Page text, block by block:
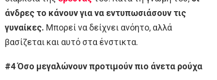
άνδρες το κάνουν για να εντυπωσιάσουν τις
γυναίκες. Μπορεί να δείχνει ανόητο, αλλά
βασίζεται και αυτό στα ένστικτα.
#4 Όσο μεγαλώνουν προτιμούν πιο άνετα ρούχα